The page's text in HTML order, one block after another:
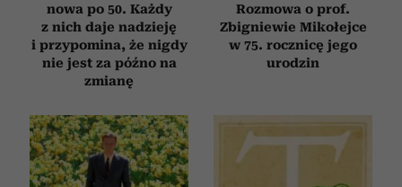
nowa po 50. Każdy
z nich daje nadzieję
i przypomina, że nigdy
nie jest za późno na
zmianę
Rozmowa o prof.
Zbigniewie Mikołejce
w 75. rocznicę jego
urodzin